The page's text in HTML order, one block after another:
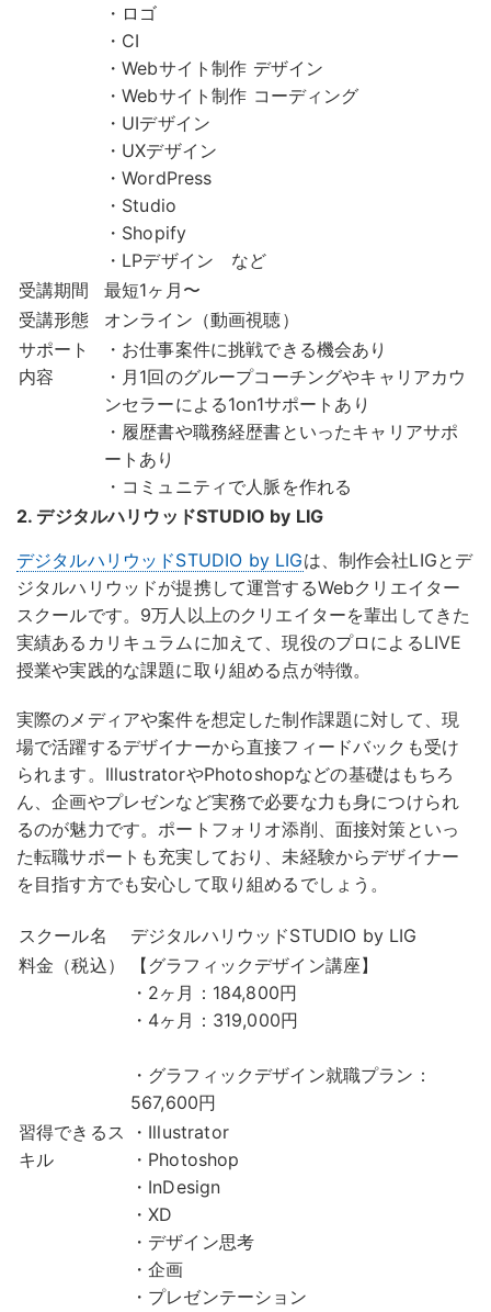
・ロゴ
・CI
・Webサイト制作 デザイン
・Webサイト制作 コーディング
・UIデザイン
・UXデザイン
・WordPress
・Studio
・Shopify
・LPデザイン など
受講期間
最短1ヶ月〜
受講形態
オンライン（動画視聴）
サポート
内容
・お仕事案件に挑戦できる機会あり
・月1回のグループコーチングやキャリアカウ
ンセラーによる1on1サポートあり
・履歴書や職務経歴書といったキャリアサポ
ートあり
・コミュニティで人脈を作れる
2. デジタルハリウッドSTUDIO by LIG
デジタルハリウッドSTUDIO by LIGは、制作会社LIGとデ
ジタルハリウッドが提携して運営するWebクリエイター
スクールです。9万人以上のクリエイターを輩出してきた
実績あるカリキュラムに加えて、現役のプロによるLIVE
授業や実践的な課題に取り組める点が特徴。
実際のメディアや案件を想定した制作課題に対して、現
場で活躍するデザイナーから直接フィードバックも受け
られます。 IllustratorやPhotoshopなどの基礎はもちろ
ん、企画やプレゼンなど実務で必要な力も身につけられ
るのが魅力です。ポートフォリオ添削、面接対策といっ
た転職サポートも充実しており、未経験からデザイナー
を目指す方でも安心して取り組めるでしょう。
スクール名
デジタルハリウッドSTUDIO by LIG
料金（税込）
【グラフィックデザイン講座】
・2ヶ月：184,800円
・4ヶ月：319,000円
・グラフィックデザイン就職プラン：
567,600円
習得できるス
キル
・Illustrator
・Photoshop
・InDesign
・XD
・デザイン思考
・企画
・プレゼンテーション